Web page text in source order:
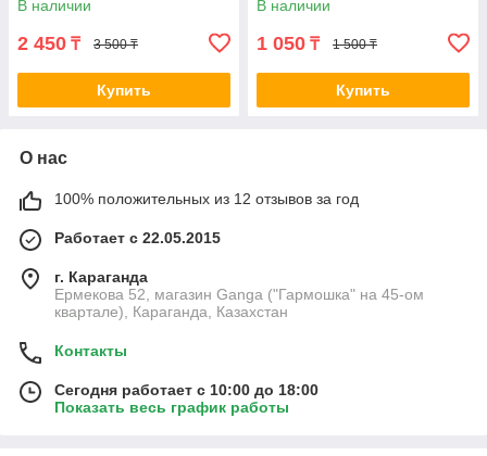
В наличии
2 450 ₸ 3 500 ₸
Купить
В наличии
1 050 ₸ 1 500 ₸
Купить
О нас
100% положительных из 12 отзывов за год
Работает с 22.05.2015
г. Караганда
Ермекова 52, магазин Ganga ("Гармошка" на 45-ом
квартале), Караганда, Казахстан
Контакты
Сегодня работает с 10:00 до 18:00
Показать весь график работы